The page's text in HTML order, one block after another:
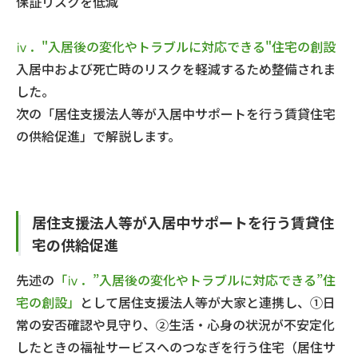
ⅳ．"入居後の変化やトラブルに対応できる"住宅の創設
入居中および死亡時のリスクを軽減するため整備されま
した。
次の「居住支援法人等が入居中サポートを行う賃貸住宅
の供給促進」で解説します。
居住支援法人等が入居中サポートを行う賃貸住
宅の供給促進
先述の 「ⅳ．”入居後の変化やトラブルに対応できる”住
宅の創設」 として居住支援法人等が大家と連携し、①日
常の安否確認や見守り、②生活・心身の状況が不安定化
したときの福祉サービスへのつなぎを行う住宅（居住サ